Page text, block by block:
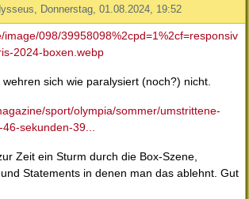
Donnerstag, 01.08.2024, 19:52
image/098/39958098%2cpd=1%2cf=responsiv
2024-boxen.webp
sich wie paralysiert (noch?) nicht.
sport/olympia/sommer/umstrittene-
sekunden-39...
Zeit ein Sturm durch die Box-Szene,
Statements in denen man das ablehnt. Gut